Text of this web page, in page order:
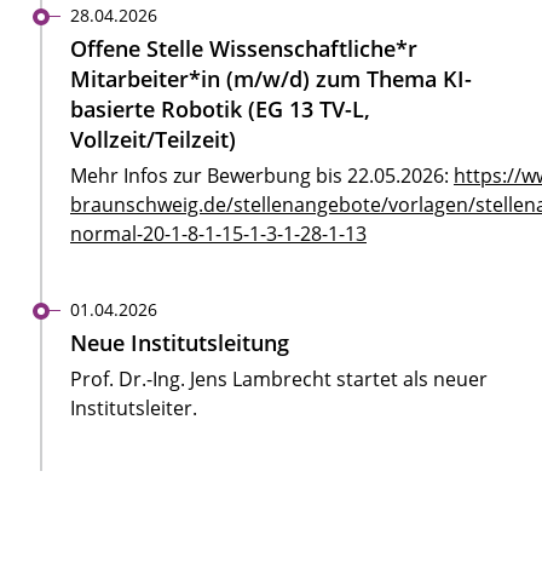
28.04.2026
Offene Stelle Wissenschaftliche*r
Mitarbeiter*in (m/w/d) zum Thema KI-
basierte Robotik (EG 13 TV-L,
Vollzeit/Teilzeit)
Mehr Infos zur Bewerbung bis 22.05.2026: https://
braunschweig.de/stellenangebote/vorlagen/
normal-20-1-8-1-15-1-3-1-28-1-13
01.04.2026
Neue Institutsleitung
Prof. Dr.-Ing. Jens Lambrecht startet als neuer
Institutsleiter.